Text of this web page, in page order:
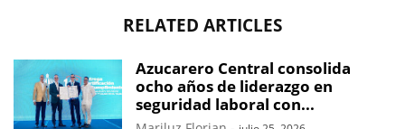
RELATED ARTICLES
Azucarero Central consolida
ocho años de liderazgo en
seguridad laboral con...